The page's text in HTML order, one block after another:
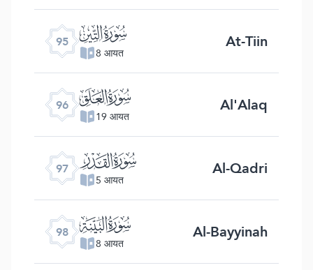
95 ﰌ
8 आयत At-Tiin
96 ﰍ
19 आयत Al'Alaq
97 ﰎ
5 आयत Al-Qadri
98 ﰏ
8 आयत Al-Bayyinah